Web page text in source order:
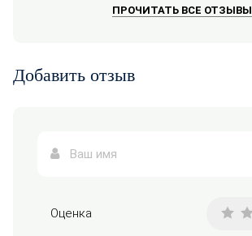
ПРОЧИТАТЬ ВСЕ ОТЗЫВЫ
Добавить отзыв
Оценка